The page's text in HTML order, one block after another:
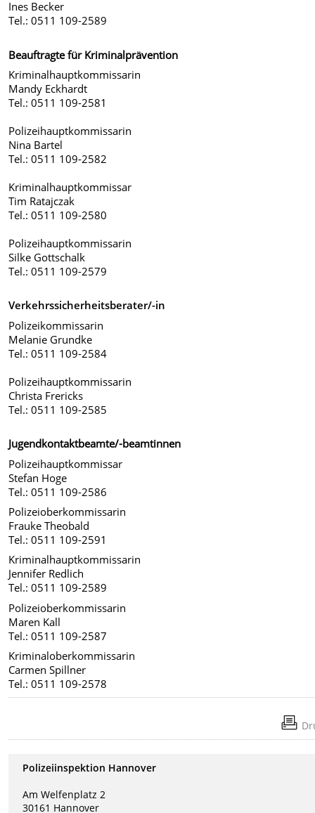
Ines Becker
Tel.: 0511 109-2589
Beauftragte für Kriminalprävention
Kriminalhauptkommissarin
Mandy Eckhardt
Tel.: 0511 109-2581
Polizeihauptkommissarin
Nina Bartel
Tel.: 0511 109-2582
Kriminalhauptkommissar
Tim Ratajczak
Tel.: 0511 109-2580
Polizeihauptkommissarin
Silke Gottschalk
Tel.: 0511 109-2579
Verkehrssicherheitsberater/-in
Polizeikommissarin
Melanie Grundke
Tel.: 0511 109-2584
Polizeihauptkommissarin
Christa Frericks
Tel.: 0511 109-2585
Jugendkontaktbeamte/-beamtinnen
Polizeihauptkommissar
Stefan Hoge
Tel.: 0511 109-2586
Polizeioberkommissarin
Frauke Theobald
Tel.: 0511 109-2591
Kriminalhauptkommissarin
Jennifer Redlich
Tel.: 0511 109-2589
Polizeioberkommissarin
Maren Kall
Tel.: 0511 109-2587
Kriminaloberkommissarin
Carmen Spillner
Tel.: 0511 109-2578
Polizeiinspektion Hannover
Am Welfenplatz 2
30161 Hannover